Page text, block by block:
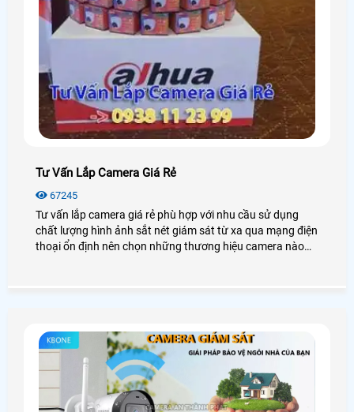
Tư Vấn Lắp Camera Giá Rẻ
67245
Tư vấn lắp camera giá rẻ phù hợp với nhu cầu sử dụng
chất lượng hình ảnh sắt nét giám sát từ xa qua mạng điện
thoại ổn định nên chọn những thương hiệu camera nào